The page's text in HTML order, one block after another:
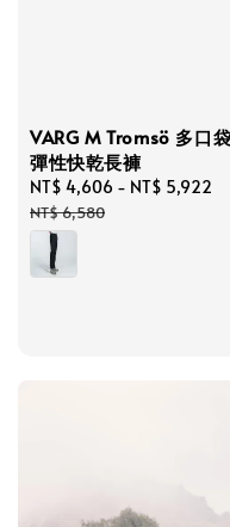
VARG M Tromsö 多口袋
彈性快乾長褲
Sale
price
NT$ 4,606 - NT$ 5,922
NT$ 6,580